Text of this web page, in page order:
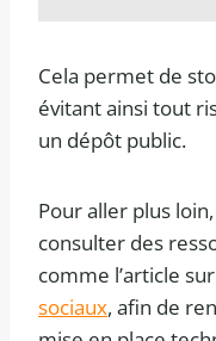
Cela permet de
évitant ainsi tout
un dépôt public.
Pour aller plus
consulter des
comme l’article
sociaux, afin de